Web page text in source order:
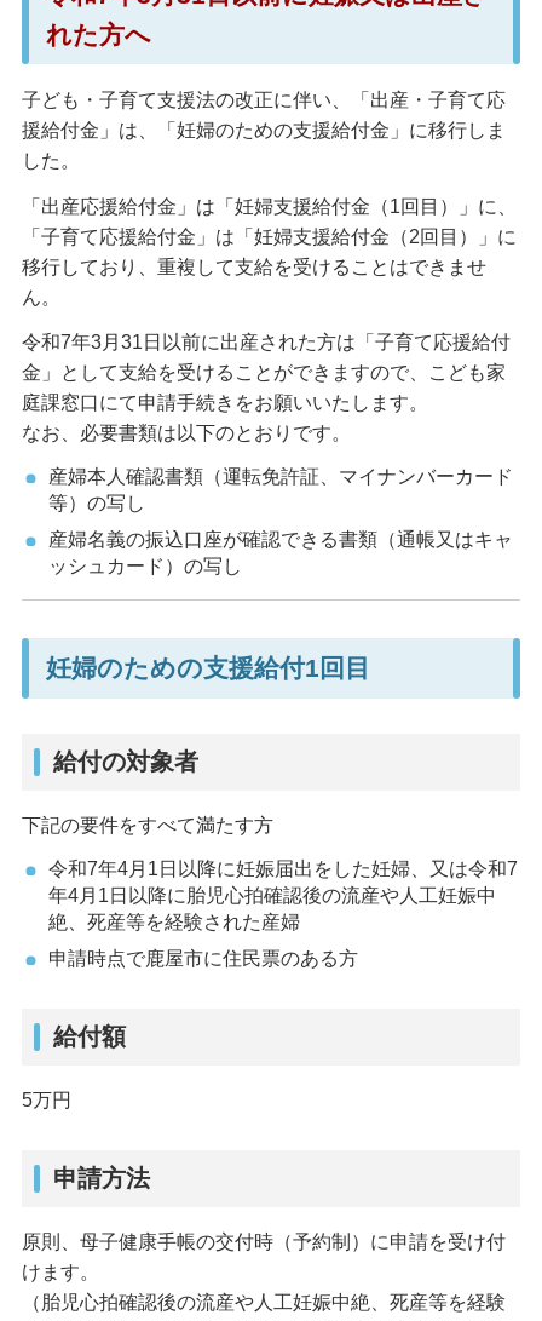
れた方へ
子ども・子育て支援法の改正に伴い、「出産・子育て応
援給付金」は、「妊婦のための支援給付金」に移行しま
した。
「出産応援給付金」は「妊婦支援給付金（1回目）」に、
「子育て応援給付金」は「妊婦支援給付金（2回目）」に
移行しており、重複して支給を受けることはできませ
ん。
令和7年3月31日以前に出産された方は「子育て応援給付
金」として支給を受けることができますので、こども家
庭課窓口にて申請手続きをお願いいたします。
なお、必要書類は以下のとおりです。
産婦本人確認書類（運転免許証、マイナンバーカード
等）の写し
産婦名義の振込口座が確認できる書類（通帳又はキャ
ッシュカード）の写し
妊婦のための支援給付1回目
給付の対象者
下記の要件をすべて満たす方
令和7年4月1日以降に妊娠届出をした妊婦、又は令和7
年4月1日以降に胎児心拍確認後の流産や人工妊娠中
絶、死産等を経験された産婦
申請時点で鹿屋市に住民票のある方
給付額
5万円
申請方法
原則、母子健康手帳の交付時（予約制）に申請を受け付
けます。
（胎児心拍確認後の流産や人工妊娠中絶、死産等を経験